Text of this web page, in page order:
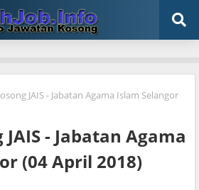
JAIS - Jabatan Agama Islam Selangor
- Jabatan Agama
(04 April 2018)